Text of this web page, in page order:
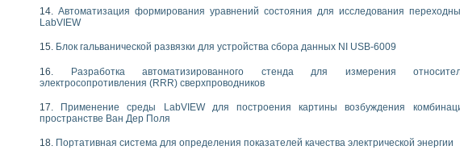
«Моделирование систем» и «Автоматизация проектирования систем и средств управления»
электрических характеристик газоразрядных и люминесцентных ламп
характеристик на основе использования звуковой карты ПК
теории Коммутации
работы «Имитационное моделирование погрешностей канала измерения
национального проекта «Образование» технологий NATIONAL INSTRUMENTS в Нижегородском
практикумов на кафедре информационных систем МИРЭА
Автоматизация формирования уравнений состояния для исследования
LabVIEW
Блок гальванической развязки для устройства сбора данных NI USB-6009
Разработка автоматизированного стенда для измерения
электросопротивления (RRR) сверхпроводников
Применение среды LabVIEW для построения картины возбуждения
пространстве Ван Дер Поля
Портативная система для определения показателей качества электрической энергии